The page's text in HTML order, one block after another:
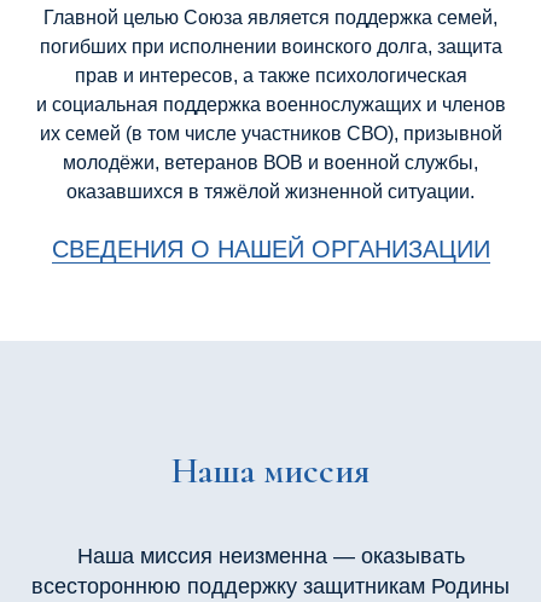
Главной целью Союза является поддержка семей,
погибших при исполнении воинского долга, защита
прав и интересов, а также психологическая
и социальная поддержка военнослужащих и членов
их семей (в том числе участников СВО), призывной
молодёжи, ветеранов ВОВ и военной службы,
оказавшихся в тяжёлой жизненной ситуации.
СВЕДЕНИЯ О НАШЕЙ ОРГАНИЗАЦИИ
Наша миссия
Наша миссия неизменна — оказывать
всестороннюю поддержку защитникам Родины